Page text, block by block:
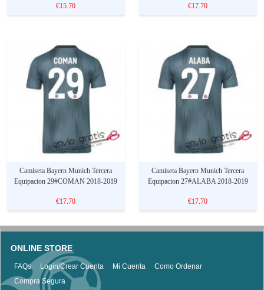
€15.70 €17.70
Camiseta Bayern Munich Tercera
Equipacion 29#COMAN 2018-2019
€17.70
Camiseta Bayern Munich Tercera
Equipacion 27#ALABA 2018-2019
€17.70
ONLINE STORE
FAQs Login/Crear Cuenta Mi Cuenta
Como Ordenar
Compra Segura